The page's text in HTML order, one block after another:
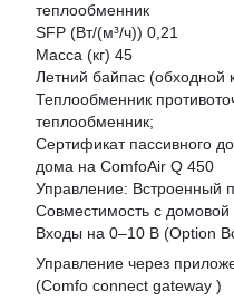
теплообменник
SFP (Вт/(м³/ч)) 0,21
Масса (кг) 45
Летний байпас
Теплообменник
теплообменник;
Сертификат пассивного
дома на ComfoAir Q 450
Управление: Встроенный
Совместимость с домовой
Входы на 0–10 В (Option
Управление через
(Comfo connect gateway )